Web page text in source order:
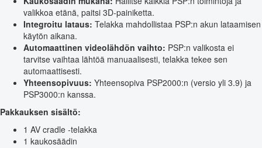
valikkoa etänä, paitsi 3D-painiketta.
Integroitu lataus: Telakka mahdollistaa PSP:n akun lataamisen
käytön aikana.
Automaattinen videolähdön vaihto: PSP:n valikosta ei
tarvitse vaihtaa lähtöä manuaalisesti, telakka tekee sen
automaattisesti.
Yhteensopivuus: Yhteensopiva PSP2000:n (versio yli 3.9) ja
PSP3000:n kanssa.
Pakkauksen sisältö:
1 AV cradle -telakka
1 kaukosäädin